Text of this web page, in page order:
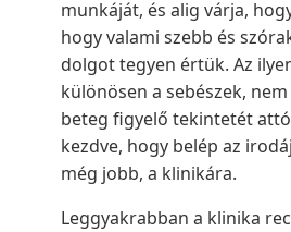
munkáját, és alig várja,
hogy valami szebb és
dolgot tegyen értük. Az
különösen a sebészek,
beteg figyelő tekintetét
kezdve, hogy belép az
még jobb, a klinikára.
Leggyakrabban a klinika